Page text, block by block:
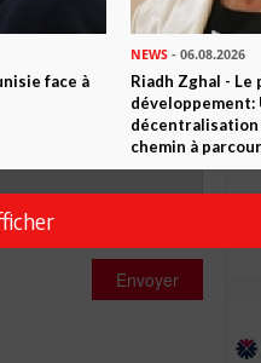
Envoyer
face à
NEWS- 06.08.2026
Riadh Zghal - Le
développement:
décentralisation
chemin à